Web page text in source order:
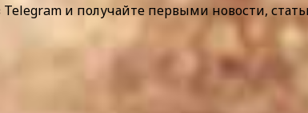
и получайте первыми новости,